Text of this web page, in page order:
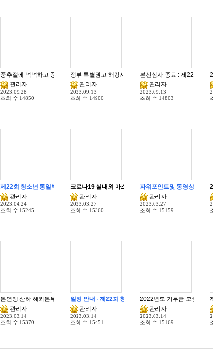
중추절에 넉넉하고 풍요로운 한가위 되십시요.
관리자
2023.09.28
조회 수 14850
정부 특별권고 해킹사례 보안사항 준수에 관한 안내
관리자
2023.09.13
조회 수 14900
본선심사 종료 : 제22회 청
관리자
2023.09.13
조회 수 14803
제22회 청소년 통일백일장 전국대회 공고
관리자
2023.04.24
조회 수 15245
코로나19 실내외 마스크 해제, "자유로미래로포럼" 재
관리자
2023.03.27
조회 수 15360
파워포인트및 동영상 편집
관리자
2023.03.27
조회 수 15159
본연맹 산하 해외본부연맹 및 해외 백일장 등 행사 주관기
관리자
2023.03.14
조회 수 15370
일정 안내 - 제22회 청소년 통일백일장 전국대회
관리자
2023.03.14
조회 수 15451
2022년도 기부금 모금액 및
관리자
2023.03.14
조회 수 15169